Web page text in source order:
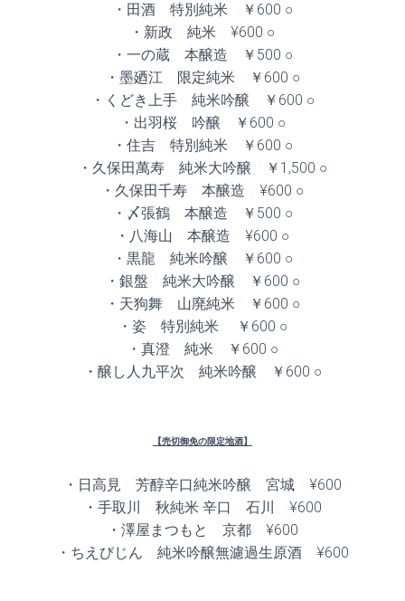
・田酒 特別純米 ￥600 ○
・新政 純米 ¥600 ○
・一の蔵 本醸造 ￥500 ○
・墨廼江 限定純米 ￥600 ○
・くどき上手 純米吟醸 ￥600 ○
・出羽桜 吟醸 ￥600 ○
・住吉 特別純米 ￥600 ○
・久保田萬寿 純米大吟醸 ￥1,500 ○
・久保田千寿 本醸造 ¥600 ○
・〆張鶴 本醸造 ￥500 ○
・八海山 本醸造 ¥600 ○
・黒龍 純米吟醸 ￥600 ○
・銀盤 純米大吟醸 ￥600 ○
・天狗舞 山廃純米 ￥600 ○
・姿 特別純米 ￥600 ○
・真澄 純米 ￥600 ○
・醸し人九平次 純米吟醸 ￥600 ○
【売切御免の限定地酒】
・日高見 芳醇辛口純米吟醸 宮城 ¥600
・手取川 秋純米 辛口 石川 ¥600
・澤屋まつもと 京都 ¥600
・ちえびじん 純米吟醸無濾過生原酒 ¥600